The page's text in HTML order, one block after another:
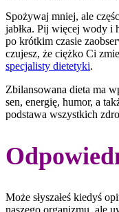
Spożywaj mniej, ale
jabłka. Pij więcej wody i
po krótkim czasie
czujesz, że ciężko Ci
specjalisty dietetyki.
Zbilansowana dieta ma
sen, energię, humor, a
podstawa wszystkich
Może słyszałeś kiedyś